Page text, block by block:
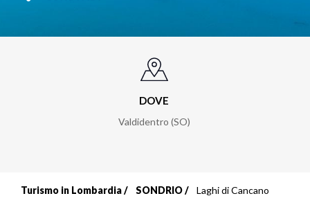
DOVE
Valdidentro (SO)
Turismo in Lombardia SONDRIO Laghi di Cancano